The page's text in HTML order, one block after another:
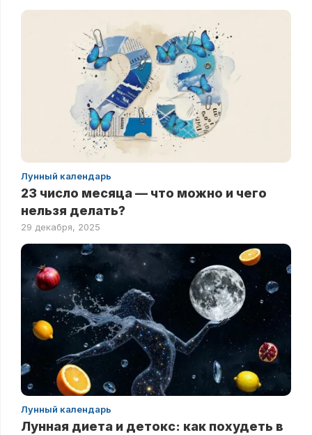
Лунный календарь
23 число месяца — что можно и чего
нельзя делать?
29 декабря, 2025
Лунный календарь
Лунная диета и детокс: как похудеть в